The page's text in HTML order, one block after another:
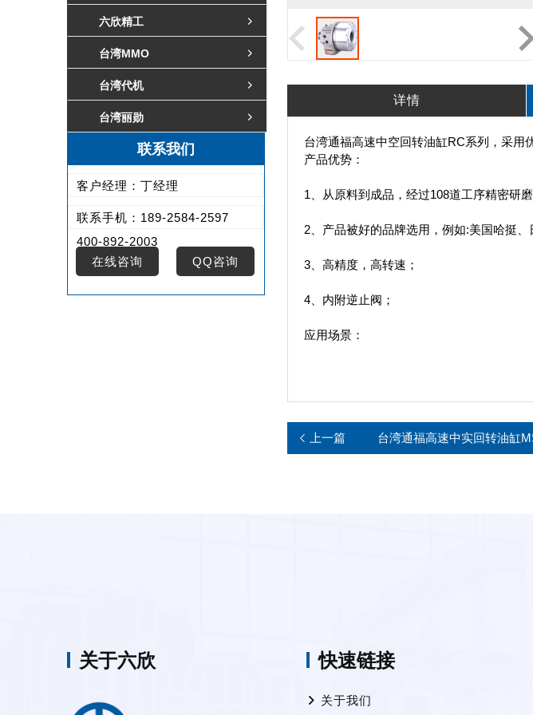
六欣精工
台湾MMO
台湾代机
台湾丽勋
联系我们
客户经理：丁经理
联系手机：189-2584-2597
400-892-2003
在线咨询
QQ咨询
详情
台湾通福高速中空回转油缸RC系列，采用
产品优势：
1、从原料到成品，经过108道工序精密研
2、产品被好的品牌选用，例如:美国哈挺、
3、高精度，高转速；
4、内附逆止阀；
应用场景：
上一篇 台湾通福高速中实回转油缸
关于六欣 快速链接
关于我们